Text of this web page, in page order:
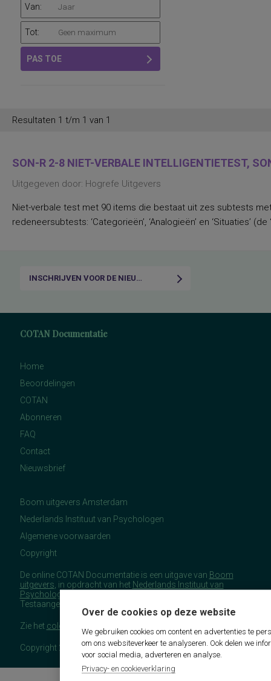
Over de cookies op deze website
We gebruiken cookies om content en advertenties te
om ons websiteverkeer te analyseren. Ook delen we
voor social media, adverteren en analyse.
Privacy- en cookieverklaring
Van:
Tot:
PAS TOE
Resultaten 1 t/m 1 van 1
SON-R 2-8 NIET-VERBALE INTELLIGENTIETEST,
Uitgegeven door: Hogrefe Uitgevers
Niet-verbale test met 90 items die bestaat uit zes subtests
redeneersubtests: ‘Categorieën’, ‘Analogieën’ en ‘Situaties’
INSCHRIJVEN VOOR DE NIEUWSBRIEF
COTAN Documentatie
Home
Beoordelingen
COTAN
Abonneren
FAQ
Contact
Nieuwsbrief
Boom uitgevers Amsterdam
Nederlands Instituut van Psychologen
Algemene voorwaarden
Copyright
De online COTAN Documentatie is een uitgave van Boom
uitgevers , in opdracht van het Nederlands Instituut van
Psychologen
Testaangelegenheden Nederland (COTAN).
Zie het colofon
Copyright 2026 - COTAN Documentatie